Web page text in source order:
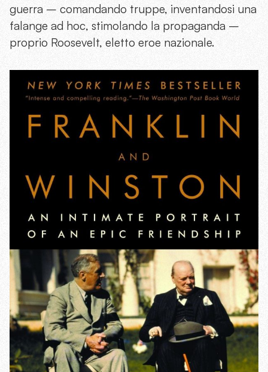
guerra – comandando truppe, inventandosi una
falange ad hoc, stimolando la propaganda –
proprio Roosevelt, eletto eroe nazionale.